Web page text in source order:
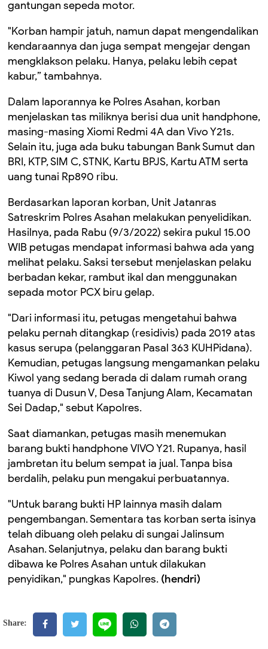
gantungan sepeda motor.
"Korban hampir jatuh, namun dapat mengendalikan
kendaraannya dan juga sempat mengejar dengan
mengklakson pelaku. Hanya, pelaku lebih cepat
kabur,” tambahnya.
Dalam laporannya ke Polres Asahan, korban
menjelaskan tas miliknya berisi dua unit handphone,
masing-masing Xiomi Redmi 4Adan Vivo Y21s.
Selain itu, juga ada buku tabungan Bank Sumut dan
BRI, KTP, SIM C, STNK, Kartu BPJS, Kartu ATM serta
uang tunai Rp890 ribu.
Berdasarkan laporan korban, Unit Jatanras
Satreskrim Polres Asahan melakukan penyelidikan.
Hasilnya, pada Rabu (9/3/2022) sekira pukul 15.00
WIB petugas mendapat informasi bahwa ada yang
melihat pelaku. Saksi tersebut menjelaskan pelaku
berbadan kekar, rambut ikal dan menggunakan
sepada motor PCX biru gelap.
"Dari informasi itu, petugas mengetahui bahwa
pelaku pernah ditangkap (residivis) pada 2019atas
kasus serupa (pelanggaran Pasal 363 KUHPidana).
Kemudian, petugas langsung mengamankan pelaku
Kiwol yang sedang berada di dalam rumah orang
tuanya di Dusun V, Desa Tanjung Alam, Kecamatan
Sei Dadap," sebut Kapolres.
Saat diamankan, petugas masih menemukan
barang bukti handphoneVIVO Y21. Rupanya, hasil
jambretan itu belum sempat ia jual. Tanpa bisa
berdalih, pelaku pun mengakui perbuatannya.
"Untuk barang bukti HP lainnya masih dalam
pengembangan. Sementara tas korban serta isinya
telah dibuang oleh pelaku di sungai Jalinsum
Asahan. Selanjutnya, pelaku dan barang bukti
dibawa ke Polres Asahan untuk dilakukan
penyidikan," pungkas Kapolres. (hendri)
Share: